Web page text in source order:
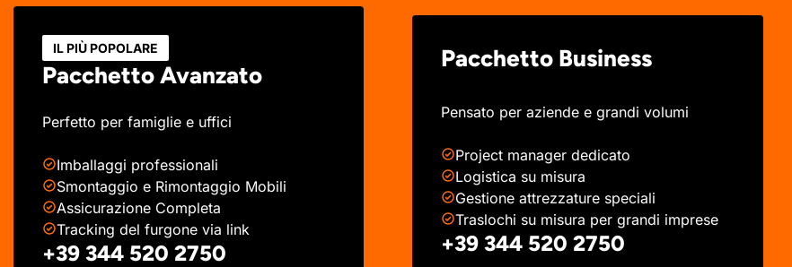
IL PIÙ POPOLARE
Pacchetto Avanzato
Perfetto per famiglie e uffici
Imballaggi professionali
Smontaggio e Rimontaggio Mobili
Assicurazione Completa
Tracking del furgone via link
+39 344 520 2750
Pacchetto Business
Pensato per aziende e grandi volumi
Project manager dedicato
Logistica su misura
Gestione attrezzature speciali
Traslochi su misura per grandi imprese
+39 344 520 2750